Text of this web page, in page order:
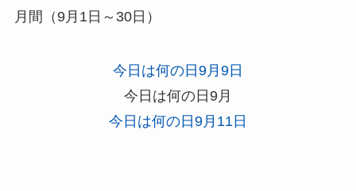
月間（9月1日～30日）
今日は何の日9月9日
今日は何の日9月
今日は何の日9月11日